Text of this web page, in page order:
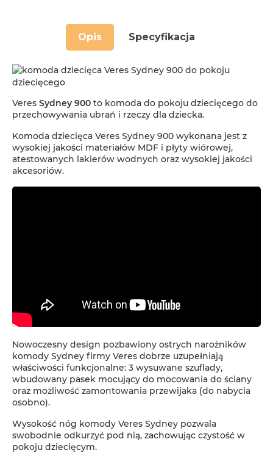
Opis Specyfikacja
Veres Sydney 900 to komoda do pokoju dziecięcego do
przechowywania ubrań i rzeczy dla dziecka.
Komoda dziecięca Veres Sydney 900 wykonana jest z
wysokiej jakości materiałów MDF i płyty wiórowej,
atestowanych lakierów wodnych oraz wysokiej jakości
akcesoriów.
Nowoczesny design pozbawiony ostrych narożników
komody Sydney firmy Veres dobrze uzupełniają
właściwości funkcjonalne: 3 wysuwane szuflady,
wbudowany pasek mocujący do mocowania do ściany
oraz możliwość zamontowania przewijaka (do nabycia
osobno).
Wysokość nóg komody Veres Sydney pozwala
swobodnie odkurzyć pod nią, zachowując czystość w
pokoju dziecięcym.